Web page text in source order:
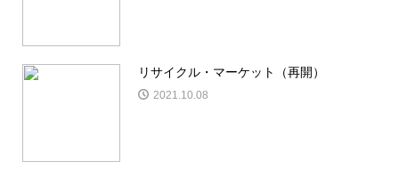
リサイクル・マーケット（再開）
2021.10.08